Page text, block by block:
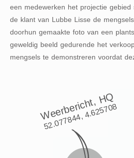
een medewerken het projectie gebied
de klant van Lubbe Lisse de
doorhun gemaakte foto van een
geweldig beeld gedurende het
mengsels te demonstreren voordat
Weerbericht, HQ
52.077844, 4.625708